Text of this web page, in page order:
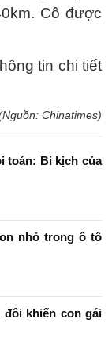
Cô được
tin chi tiết
Chinatimes)
toán: Bi kịch của
nhỏ trong ô tô
đôi khiến con gái